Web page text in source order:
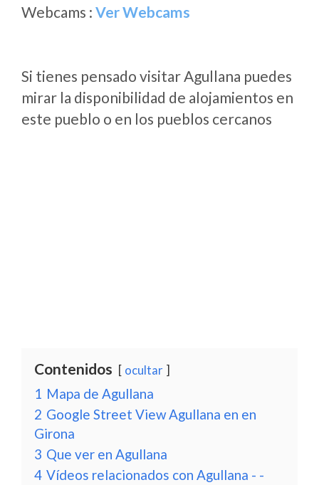
Webcams : Ver Webcams
Si tienes pensado visitar Agullana puedes
mirar la disponibilidad de alojamientos en
este pueblo o en los pueblos cercanos
Contenidos ocultar
1 Mapa de Agullana
2 Google Street View Agullana en en
Girona
3 Que ver en Agullana
4 Vídeos relacionados con Agullana - -